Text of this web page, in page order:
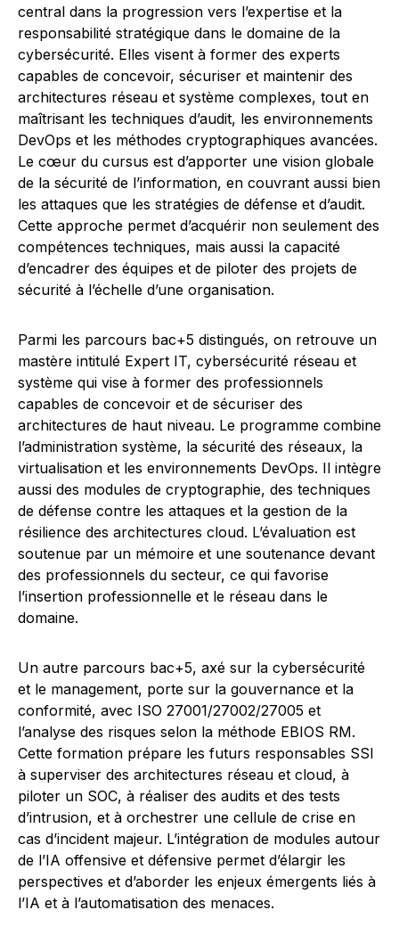
central dans la progression vers l’expertise et la
responsabilité stratégique dans le domaine de la
cybersécurité. Elles visent à former des experts
capables de concevoir, sécuriser et maintenir des
architectures réseau et système complexes, tout en
maîtrisant les techniques d’audit, les environnements
DevOps et les méthodes cryptographiques avancées.
Le cœur du cursus est d’apporter une vision globale
de la sécurité de l’information, en couvrant aussi bien
les attaques que les stratégies de défense et d’audit.
Cette approche permet d’acquérir non seulement des
compétences techniques, mais aussi la capacité
d’encadrer des équipes et de piloter des projets de
sécurité à l’échelle d’une organisation.
Parmi les parcours bac+5 distingués, on retrouve un
mastère intitulé Expert IT, cybersécurité réseau et
système qui vise à former des professionnels
capables de concevoir et de sécuriser des
architectures de haut niveau. Le programme combine
l’administration système, la sécurité des réseaux, la
virtualisation et les environnements DevOps. Il intègre
aussi des modules de cryptographie, des techniques
de défense contre les attaques et la gestion de la
résilience des architectures cloud. L’évaluation est
soutenue par un mémoire et une soutenance devant
des professionnels du secteur, ce qui favorise
l’insertion professionnelle et le réseau dans le
domaine.
Un autre parcours bac+5, axé sur la cybersécurité
et le management, porte sur la gouvernance et la
conformité, avec ISO 27001/27002/27005 et
l’analyse des risques selon la méthode EBIOS RM.
Cette formation prépare les futurs responsables SSI
à superviser des architectures réseau et cloud, à
piloter un SOC, à réaliser des audits et des tests
d’intrusion, et à orchestrer une cellule de crise en
cas d’incident majeur. L’intégration de modules autour
de l’IA offensive et défensive permet d’élargir les
perspectives et d’aborder les enjeux émergents liés à
l’IA et à l’automatisation des menaces.